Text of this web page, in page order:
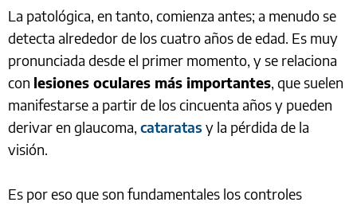
La patológica, en tanto, comienza antes; a menudo se
detecta alrededor de los cuatro años de edad. Es muy
pronunciada desde el primer momento, y se relaciona
con lesiones oculares más importantes, que suelen
manifestarse a partir de los cincuenta años y pueden
derivar en glaucoma, cataratas y la pérdida de la
visión.
Es por eso que son fundamentales los controles